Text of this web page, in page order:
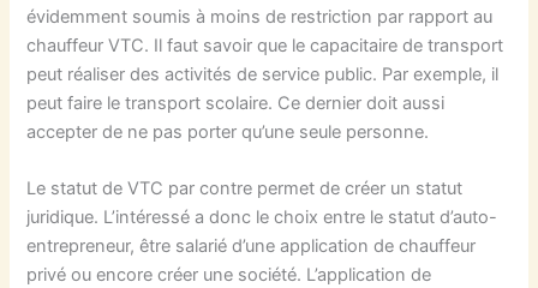
évidemment soumis à moins de restriction par rapport au
chauffeur VTC. Il faut savoir que le capacitaire de transport
peut réaliser des activités de service public. Par exemple, il
peut faire le transport scolaire. Ce dernier doit aussi
accepter de ne pas porter qu’une seule personne.
Le statut de VTC par contre permet de créer un statut
juridique. L’intéressé a donc le choix entre le statut d’auto-
entrepreneur, être salarié d’une application de chauffeur
privé ou encore créer une société. L’application de